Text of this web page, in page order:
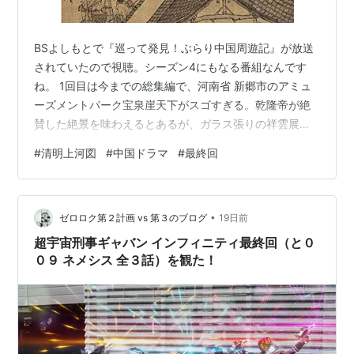
BSよしもとで『巡って発見！ぶらり中国周遊記』が放送
されていたので視聴。シーズン4にもなる番組なんです
ね。 1回目は今までの総集編で、河南省 新郷市のアミュ
ーズメントパーク宝泉崖天下がスゴすぎる。乾隆帝が絶
賛した絶景を味わえるとあるが、ガラス張りの祥雲展望
では重慶小麺のお店は約8万4000軒と、東京23区内のコ
ンビニの20倍の数とあり、そんなに？と調べてみたら、
重慶市って面積で言うと北海道と同じなんですネ。
#清明上河図 #中国ドラマ #最終回
ゼロロク第２計画 vs 第３のブログ • 19日前
超宇宙刑事ギャバン インフィニティ最終回（と０
０９ ネメシス 全３話）を観た！